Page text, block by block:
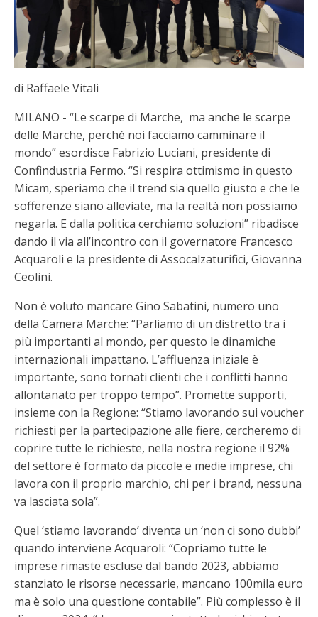
di Raffaele Vitali
MILANO - “Le scarpe di Marche, ma anche le scarpe
delle Marche, perché noi facciamo camminare il
mondo” esordisce Fabrizio Luciani, presidente di
Confindustria Fermo. “Si respira ottimismo in questo
Micam, speriamo che il trend sia quello giusto e che le
sofferenze siano alleviate, ma la realtà non possiamo
negarla. E dalla politica cerchiamo soluzioni” ribadisce
dando il via all’incontro con il governatore Francesco
Acquaroli e la presidente di Assocalzaturifici, Giovanna
Ceolini.
Non è voluto mancare Gino Sabatini, numero uno
della Camera Marche: “Parliamo di un distretto tra i
più importanti al mondo, per questo le dinamiche
internazionali impattano. L’affluenza iniziale è
importante, sono tornati clienti che i conflitti hanno
allontanato per troppo tempo”. Promette supporti,
insieme con la Regione: “Stiamo lavorando sui voucher
richiesti per la partecipazione alle fiere, cercheremo di
coprire tutte le richieste, nella nostra regione il 92%
del settore è formato da piccole e medie imprese, chi
lavora con il proprio marchio, chi per i brand, nessuna
va lasciata sola”.
Quel ‘stiamo lavorando’ diventa un ‘non ci sono dubbi’
quando interviene Acquaroli: “Copriamo tutte le
imprese rimaste escluse dal bando 2023, abbiamo
stanziato le risorse necessarie, mancano 100mila euro
ma è solo una questione contabile”. Più complesso è il